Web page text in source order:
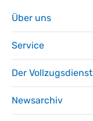
Über uns
Service
Der Vollzugsdienst
Newsarchiv